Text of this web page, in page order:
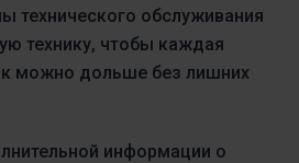
технического обслуживания
технику, чтобы каждая
можно дольше без лишних
информации о